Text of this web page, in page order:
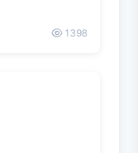
1398